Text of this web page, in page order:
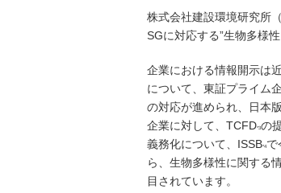
株式会社建設環境研究所
SGに対応する”生物多様
企業における情報開示は
について、東証プライム
の対応が進められ、日本
企業に対して、TCFD*3の
義務化について、ISSB*4で
ら、生物多様性に関する
目されています。